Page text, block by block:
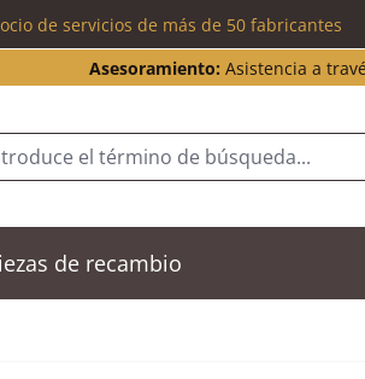
de servicios de más de 50 fabricantes
Asesoramiento: Asistencia a
de recambio